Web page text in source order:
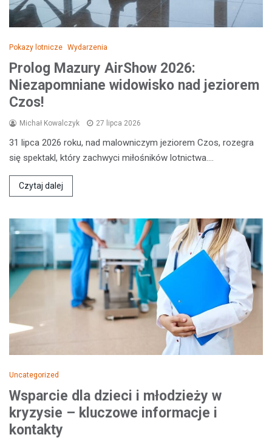
Pokazy lotnicze Wydarzenia
Prolog Mazury AirShow 2026:
Niezapomniane widowisko nad jeziorem
Czos!
Michał Kowalczyk 27 lipca 2026
31 lipca 2026 roku, nad malowniczym jeziorem Czos, rozegra
się spektakl, który zachwyci miłośników lotnictwa.…
Czytaj dalej
Uncategorized
Wsparcie dla dzieci i młodzieży w
kryzysie – kluczowe informacje i
kontakty